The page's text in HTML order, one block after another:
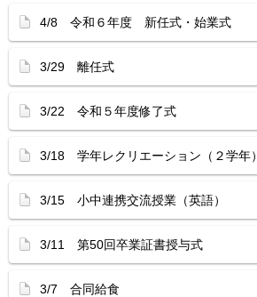
4/8 令和６年度 新任式・始業式
3/29 離任式
3/22 令和５年度修了式
3/18 学年レクリエーション（２学年）
3/15 小中連携交流授業（英語）
3/11 第50回卒業証書授与式
3/7 合同給食